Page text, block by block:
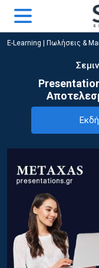
E-Learning Πωλήσεις &